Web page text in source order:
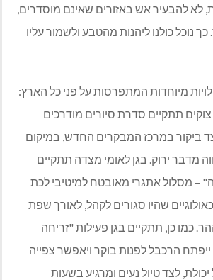
לא להבעיר אש באזורים שאינם מוסדרים,
נוכל כולנו ליהנות מהטבע ולשמור עליו
מיוחדות המתפרסות על פני כל הארץ:
תתקיים סדרת סיורים מודרכים
ביקור במרכז המבקרים החדש, במיקום
מדבר ירוק. בגן לאומי מצדה תתקיים
– מסלול אתגרי מאובטח למיטיבי לכת
שהיו סגורים לקהל, לאורך שפת
כמו כן, תתקיים בגן פעילות "זריחה
הרכבל לפנות בוקר ויאפשר צפייה
יכולת, לצד טיול נעים ומרגיע בשעות